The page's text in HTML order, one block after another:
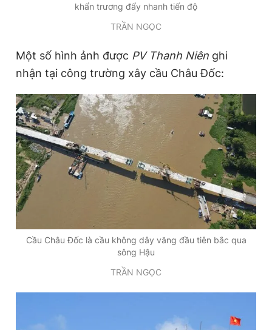
khẩn trương đẩy nhanh tiến độ
TRẦN NGỌC
Một số hình ảnh được PV Thanh Niên ghi
nhận tại công trường xây cầu Châu Đốc:
Cầu Châu Đốc là cầu không dây văng đầu tiên bắc qua
sông Hậu
TRẦN NGỌC